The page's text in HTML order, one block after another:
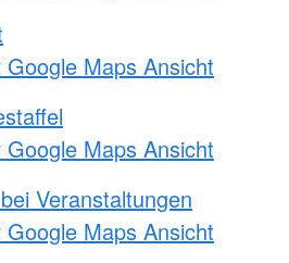
Google Maps Ansicht
Google Maps Ansicht
Veranstaltungen
Google Maps Ansicht